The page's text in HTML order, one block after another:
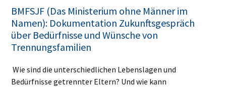
BMFSJF (Das Ministerium ohne Männer im
Namen): Dokumentation Zukunftsgespräch
über Bedürfnisse und Wünsche von
Trennungsfamilien
Wie sind die unterschiedlichen Lebenslagen und
Bedürfnisse getrennter Eltern? Und wie kann